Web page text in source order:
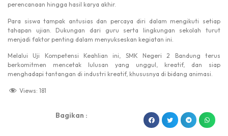
perencanaan hingga hasil karya akhir.
Para siswa tampak antusias dan percaya diri dalam mengikuti setiap
tahapan ujian. Dukungan dari guru serta lingkungan sekolah turut
menjadi faktor penting dalam menyukseskan kegiatan ini.
Melalui Uji Kompetensi Keahlian ini, SMK Negeri 2 Bandung terus
berkomitmen mencetak lulusan yang unggul, kreatif, dan siap
menghadapi tantangan di industri kreatif, khususnya di bidang animasi.
Views: 181
Bagikan :